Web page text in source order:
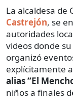
La alcaldesa de
Castrejón, se
autoridades
videos donde
organizó
explícitamente a
alias “El
niños a finales